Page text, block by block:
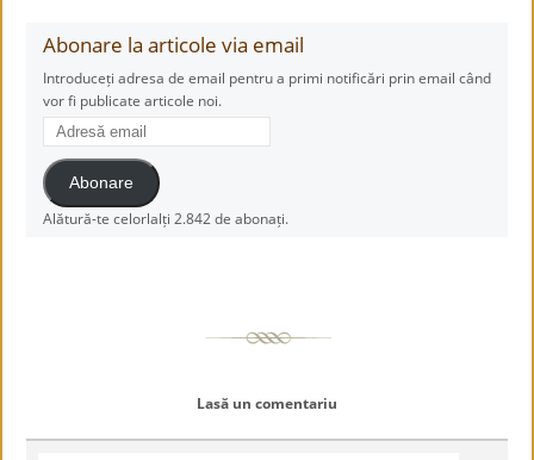
Abonare la articole via email
Introduceți adresa de email pentru a primi notificări prin email când
vor fi publicate articole noi.
Adresă
email
Abonare
Alătură-te celorlalți 2.842 de abonați.
Lasă un comentariu